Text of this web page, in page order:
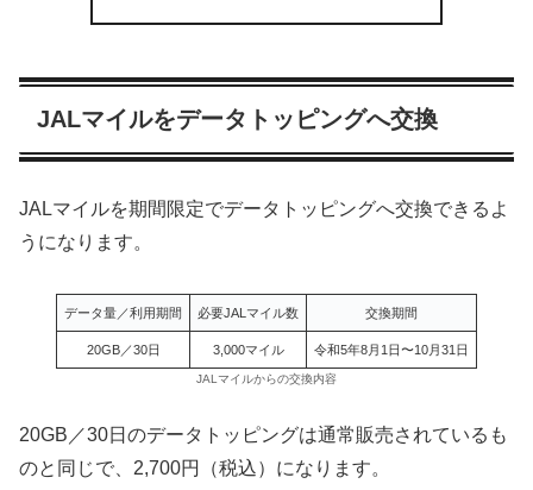
JALマイルをデータトッピングへ交換
JALマイルを期間限定でデータトッピングへ交換できるよ
うになります。
データ量／利用期間 必要JALマイル数 交換期間
20GB／30日 3,000マイル 令和5年8月1日〜10月31日
JALマイルからの交換内容
20GB／30日のデータトッピングは通常販売されているも
のと同じで、2,700円（税込）になります。